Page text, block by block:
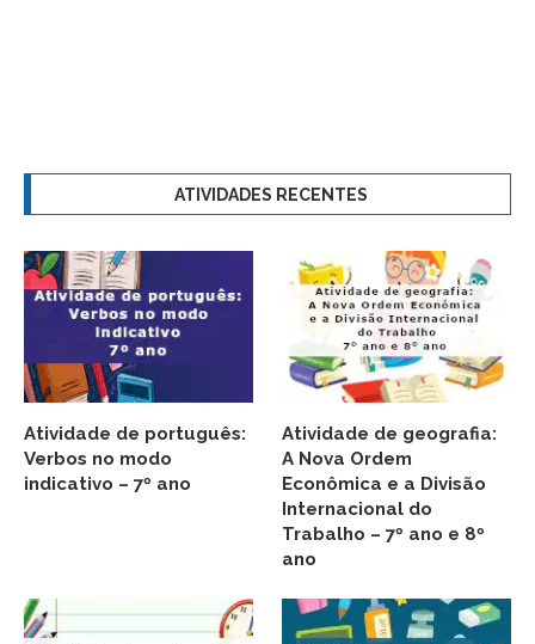
ATIVIDADES RECENTES
Atividade de português:
Verbos no modo
indicativo – 7º ano
Atividade de geografia:
A Nova Ordem
Econômica e a Divisão
Internacional do
Trabalho – 7º ano e 8º
ano